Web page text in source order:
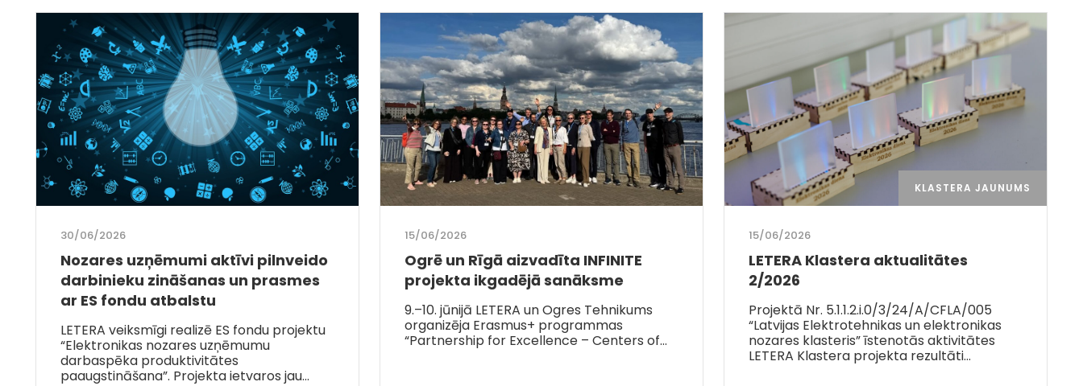
30/06/2026
Nozares uzņēmumi aktīvi pilnveido
darbinieku zināšanas un prasmes
ar ES fondu atbalstu
LETERA veiksmīgi realizē ES fondu projektu
“Elektronikas nozares uzņēmumu
darbaspēka produktivitātes
paaugstināšana”. Projekta ietvaros jau…
15/06/2026
Ogrē un Rīgā aizvadīta INFINITE
projekta ikgadējā sanāksme
9.–10. jūnijā LETERA un Ogres Tehnikums
organizēja Erasmus+ programmas
“Partnership for Excellence – Centers of…
KLASTERA JAUNUMS
15/06/2026
LETERA Klastera aktualitātes
2/2026
Projektā Nr. 5.1.1.2.i.0/3/24/A/CFLA/005
“Latvijas Elektrotehnikas un elektronikas
nozares klasteris” īstenotās aktivitātes
LETERA Klastera projekta rezultāti…